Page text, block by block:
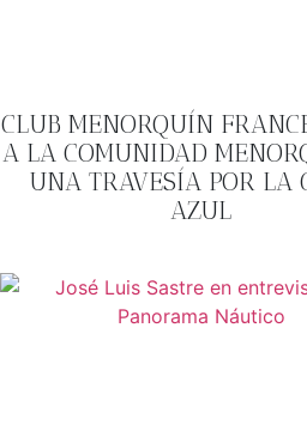
CLUB MENORQUÍN
A LA COMUNIDAD
UNA TRAVESÍA POR LA
AZUL